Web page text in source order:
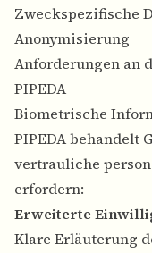
Zweckspezifische
Anonymisierung
Anforderungen an
PIPEDA
Biometrische
PIPEDA behandelt
vertrauliche
erfordern:
Erweiterte
Klare Erläuterung